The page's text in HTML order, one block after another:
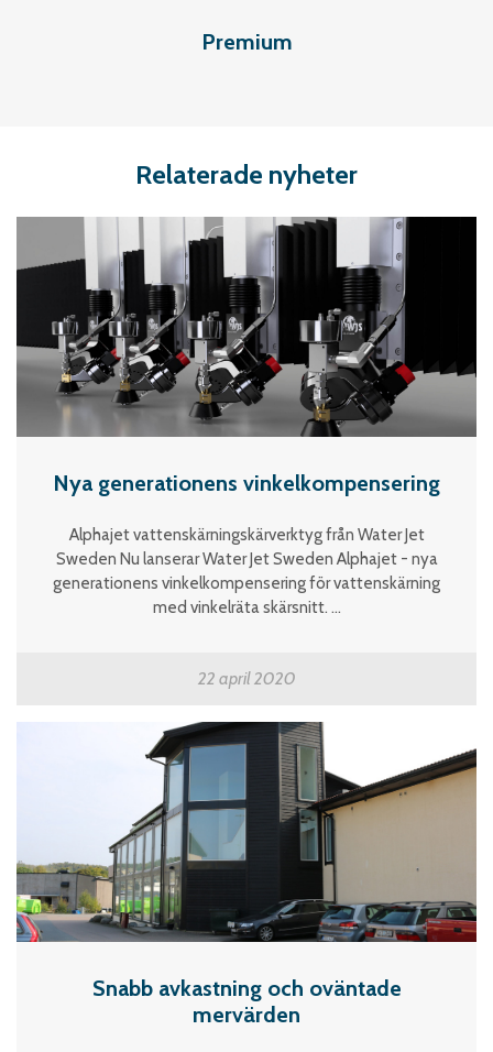
Premium
Relaterade nyheter
Nya generationens vinkelkompensering
Alphajet vattenskärningskärverktyg från Water Jet
Sweden Nu lanserar Water Jet Sweden Alphajet - nya
generationens vinkelkompensering för vattenskärning
med vinkelräta skärsnitt. ...
22 april 2020
Snabb avkastning och oväntade
mervärden